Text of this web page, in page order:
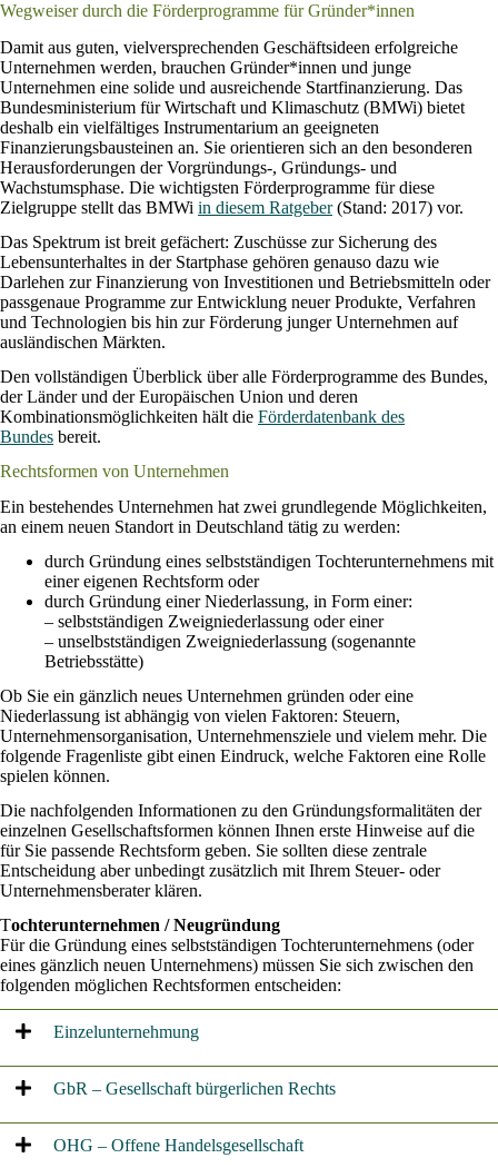
Wegweiser durch die Förderprogramme für Gründer*innen
Damit aus guten, vielversprechenden Geschäftsideen erfolgreiche
Unternehmen werden, brauchen Gründer*innen und junge
Unternehmen eine solide und ausreichende Startfinanzierung. Das
Bundesministerium für Wirtschaft und Klimaschutz (BMWi) bietet
deshalb ein vielfältiges Instrumentarium an geeigneten
Finanzierungsbausteinen an. Sie orientieren sich an den besonderen
Herausforderungen der Vorgründungs-, Gründungs- und
Wachstumsphase. Die wichtigsten Förderprogramme für diese
Zielgruppe stellt das BMWi in diesem Ratgeber(Stand: 2017) vor.
Das Spektrum ist breit gefächert: Zuschüsse zur Sicherung des
Lebensunterhaltes in der Startphase gehören genauso dazu wie
Darlehen zur Finanzierung von Investitionen und Betriebsmitteln oder
passgenaue Programme zur Entwicklung neuer Produkte, Verfahren
und Technologien bis hin zur Förderung junger Unternehmen auf
ausländischen Märkten.
Den vollständigen Überblick über alle Förderprogramme des Bundes,
der Länder und der Europäischen Union und deren
Kombinationsmöglichkeiten hält die Förderdatenbank des
Bundes bereit.
Rechtsformen von Unternehmen
Ein bestehendes Unternehmen hat zwei grundlegende Möglichkeiten,
an einem neuen Standort in Deutschland tätig zu werden:
durch Gründung eines selbstständigen Tochterunternehmens mit
einer eigenen Rechtsform oder
durch Gründung einer Niederlassung, in Form einer:
– selbstständigen Zweigniederlassung oder einer
– unselbstständigen Zweigniederlassung (sogenannte
Betriebsstätte)
Ob Sie ein gänzlich neues Unternehmen gründen oder eine
Niederlassung ist abhängig von vielen Faktoren: Steuern,
Unternehmensorganisation, Unternehmensziele und vielem mehr. Die
folgende Fragenliste gibt einen Eindruck, welche Faktoren eine Rolle
spielen können.
Die nachfolgenden Informationen zu den Gründungsformalitäten der
einzelnen Gesellschaftsformen können Ihnen erste Hinweise auf die
für Sie passende Rechtsform geben. Sie sollten diese zentrale
Entscheidung aber unbedingt zusätzlich mit Ihrem Steuer- oder
Unternehmensberater klären.
Tochterunternehmen / Neugründung
Für die Gründung eines selbstständigen Tochterunternehmens (oder
eines gänzlich neuen Unternehmens) müssen Sie sich zwischen den
folgenden möglichen Rechtsformen entscheiden:
Einzelunternehmung
GbR – Gesellschaft bürgerlichen Rechts
OHG – Offene Handelsgesellschaft